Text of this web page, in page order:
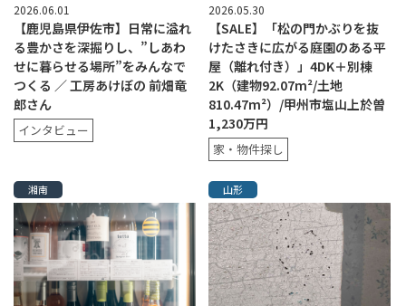
2026.06.01
【鹿児島県伊佐市】日常に溢れ
る豊かさを深掘りし、”しあわ
せに暮らせる場所”をみんなで
つくる ／ 工房あけぼの 前畑竜
郎さん
インタビュー
2026.05.30
【SALE】「松の門かぶりを抜
けたさきに広がる庭園のある平
屋（離れ付き）」4DK＋別棟
2K（建物92.07m²/土地
810.47m²）/甲州市塩山上於曽
1,230万円
家・物件探し
湘南 山形